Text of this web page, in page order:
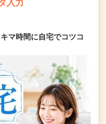
入力
マ時間に自宅でコツコ